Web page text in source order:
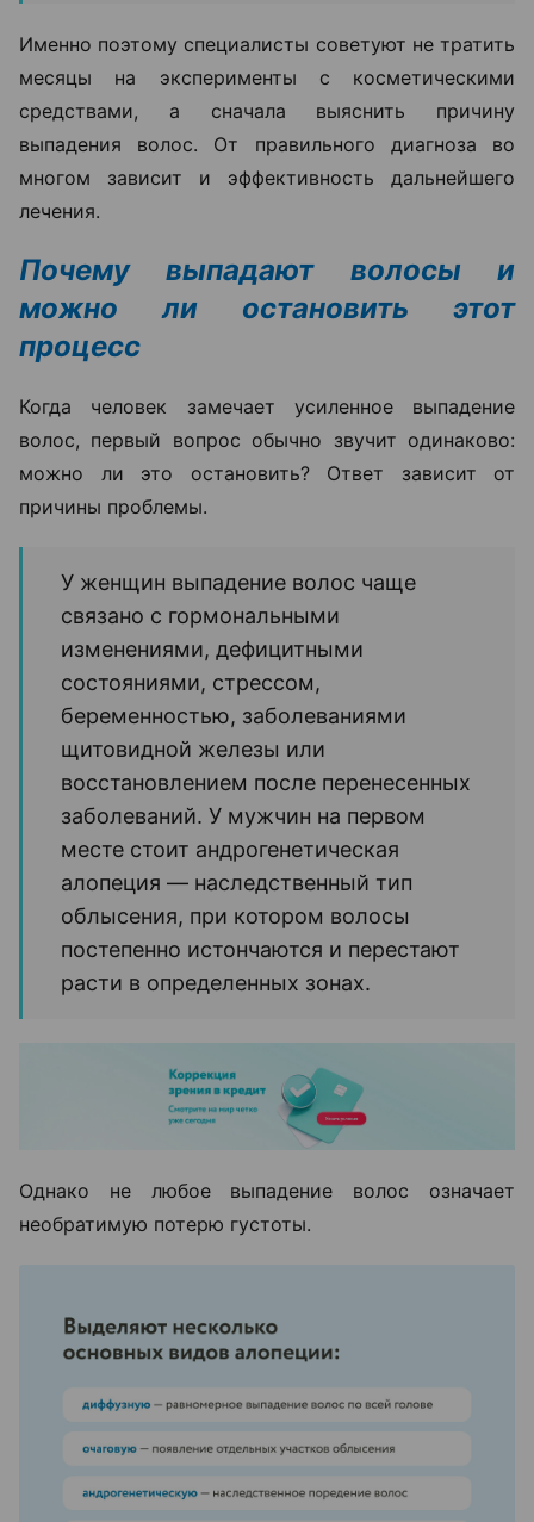
Именно поэтому специалисты советуют не тратить
месяцы на эксперименты с косметическими
средствами, а сначала выяснить причину
выпадения волос. От правильного диагноза во
многом зависит и эффективность дальнейшего
лечения.
Почему выпадают волосы и
можно ли остановить этот
процесс
Когда человек замечает усиленное выпадение
волос, первый вопрос обычно звучит одинаково:
можно ли это остановить? Ответ зависит от
причины проблемы.
У женщин выпадение волос чаще
связано с гормональными
изменениями, дефицитными
состояниями, стрессом,
беременностью, заболеваниями
щитовидной железы или
восстановлением после перенесенных
заболеваний. У мужчин на первом
месте стоит андрогенетическая
алопеция — наследственный тип
облысения, при котором волосы
постепенно истончаются и перестают
расти в определенных зонах.
Однако не любое выпадение волос означает
необратимую потерю густоты.